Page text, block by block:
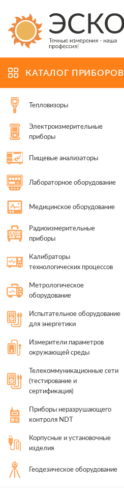
КАТАЛОГ ПРИБОРОВ
Тепловизоры
Электроизмерительные
приборы
Пищевые анализаторы
Лабораторное оборудование
Медицинское оборудование
Радиоизмерительные
приборы
Калибраторы
технологических процессов
Метрологическое
оборудование
Испытательное оборудование
для энергетики
Измерители параметров
окружающей среды
Телекоммуникационные сети
(тестирование и
сертификация)
Приборы неразрушающего
контроля NDT
Корпусные и установочные
изделия
Геодезическое оборудование